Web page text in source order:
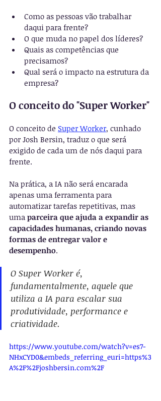
Como as pessoas vão trabalhar
daqui para frente?
O que muda no papel dos líderes?
Quais as competências que
precisamos?
Qual será o impacto na estrutura da
empresa?
O conceito do "Super Worker"
O conceito de Super Worker, cunhado
por Josh Bersin, traduz o que será
exigido de cada um de nós daqui para
frente.
Na prática, a IA não será encarada
apenas uma ferramenta para
automatizar tarefas repetitivas, mas
uma parceira que ajuda a expandir as
capacidades humanas, criando novas
formas de entregar valor e
desempenho.
O Super Worker é,
fundamentalmente, aquele que
utiliza a IA para escalar sua
produtividade, performance e
criatividade.
https://www.youtube.com/watch?v=es7-
NHxCYD0&embeds_referring_euri=https%3
A%2F%2Fjoshbersin.com%2F